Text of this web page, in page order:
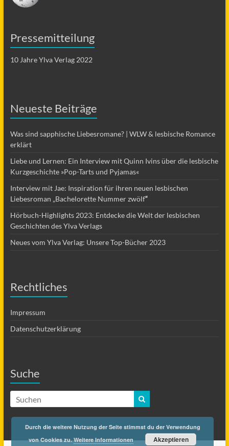
Pressemitteilung
10 Jahre Ylva Verlag 2022
Neueste Beiträge
Was sind sapphische Liebesromane? | WLW & lesbische Romance
erklärt
Liebe und Lernen: Ein Interview mit Quinn Ivins über die lesbische
Kurzgeschichte »Pop-Tarts und Pyjamas«
Interview mit Jae: Inspiration für ihren neuen lesbischen
Liebesroman „Bachelorette Nummer zwölf“
Hörbuch-Highlights 2023: Entdecke die Welt der lesbischen
Geschichten des Ylva Verlags
Neues vom Ylva Verlag: Unsere Top-Bücher 2023
Rechtliches
Impressum
Datenschutzerklärung
Suche
Durch die weitere Nutzung der Seite stimmst du der Verwendung
von Cookies zu.Weitere Informationen Akzeptieren